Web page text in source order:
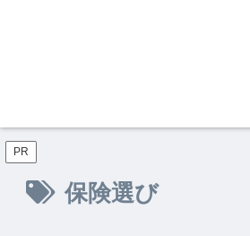
PR
保険選び